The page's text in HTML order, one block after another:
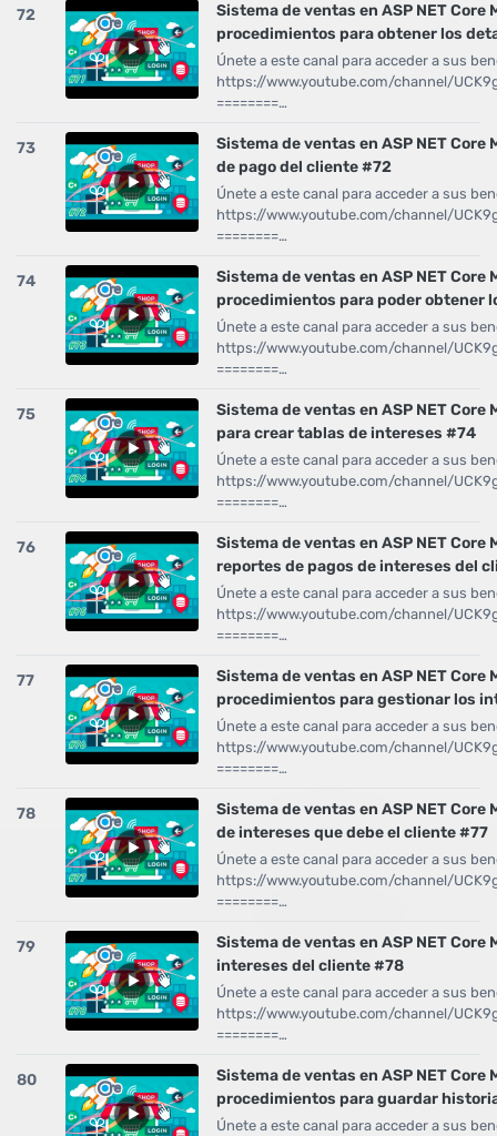
72
Sistema de ventas en ASP NET Core
procedimientos para obtener los
Únete a este canal para acceder a sus
https://www.youtube.com/channel/
========…
73
Sistema de ventas en ASP NET Core
de pago del cliente #72
Únete a este canal para acceder a sus
https://www.youtube.com/channel/
========…
74
Sistema de ventas en ASP NET Core
procedimientos para poder obtener
Únete a este canal para acceder a sus
https://www.youtube.com/channel/
========…
75
Sistema de ventas en ASP NET Core
para crear tablas de intereses #74
Únete a este canal para acceder a sus
https://www.youtube.com/channel/
========…
76
Sistema de ventas en ASP NET Core
reportes de pagos de intereses del
Únete a este canal para acceder a sus
https://www.youtube.com/channel/
========…
77
Sistema de ventas en ASP NET Core
procedimientos para gestionar los
Únete a este canal para acceder a sus
https://www.youtube.com/channel/
========…
78
Sistema de ventas en ASP NET Core
de intereses que debe el cliente #77
Únete a este canal para acceder a sus
https://www.youtube.com/channel/
========…
79
Sistema de ventas en ASP NET Core
intereses del cliente #78
Únete a este canal para acceder a sus
https://www.youtube.com/channel/
========…
80
Sistema de ventas en ASP NET Core
procedimientos para guardar
Únete a este canal para acceder a sus